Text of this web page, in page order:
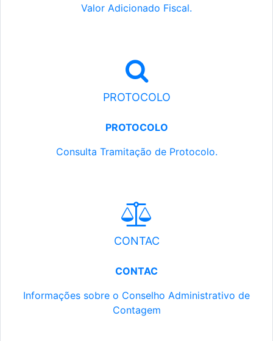
Valor Adicionado Fiscal.
PROTOCOLO
PROTOCOLO
Consulta Tramitação de Protocolo.
CONTAC
CONTAC
Informações sobre o Conselho Administrativo de
Contagem